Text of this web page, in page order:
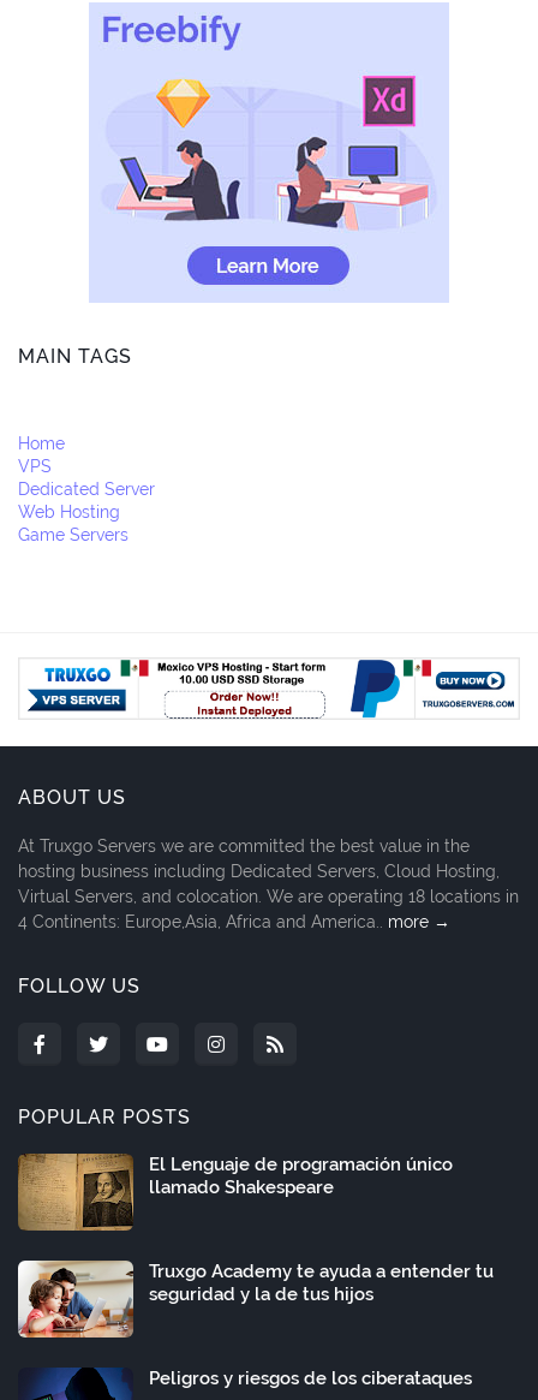
MAIN TAGS
Home
VPS
Dedicated Server
Web Hosting
Game Servers
ABOUT US
At Truxgo Servers we are committed the best value in the
hosting business including Dedicated Servers, Cloud Hosting,
Virtual Servers, and colocation. We are operating 18 locations in
4 Continents: Europe,Asia, Africa and America.. more →
FOLLOW US
POPULAR POSTS
El Lenguaje de programación único
llamado Shakespeare
Truxgo Academy te ayuda a entender tu
seguridad y la de tus hijos
Peligros y riesgos de los ciberataques